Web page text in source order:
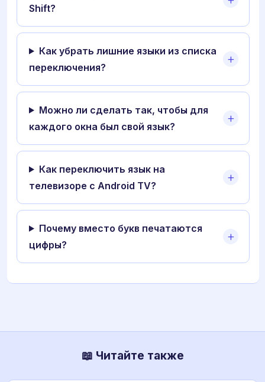
Shift?
Как убрать лишние языки из списка
переключения?
Можно ли сделать так, чтобы для
каждого окна был свой язык?
Как переключить язык на
телевизоре с Android TV?
Почему вместо букв печатаются
цифры?
📖 Читайте также